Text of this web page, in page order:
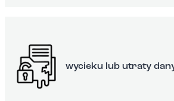
wycieku lub utraty